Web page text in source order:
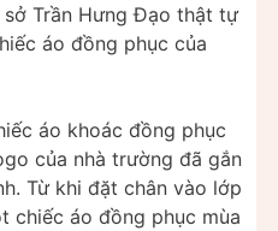
Trần Hưng Đạo thật tự
áo đồng phục của
áo khoác đồng phục
của nhà trường đã gắn
Từ khi đặt chân vào lớp
chiếc áo đồng phục mùa